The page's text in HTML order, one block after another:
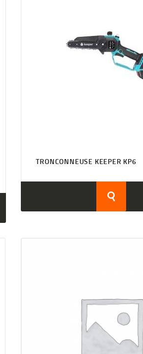
TRONCONNEUSE KEEPER KP6